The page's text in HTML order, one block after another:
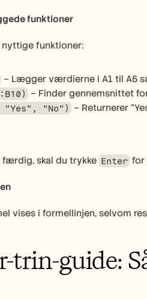
funktioner
nyttige funktioner:
– Lægger værdierne i A1 til A5
– Finder gennemsnittet
"Yes", "No") – Returnerer
færdig, skal du trykke Enter for
vises i formellinjen, selvom
trin-guide: